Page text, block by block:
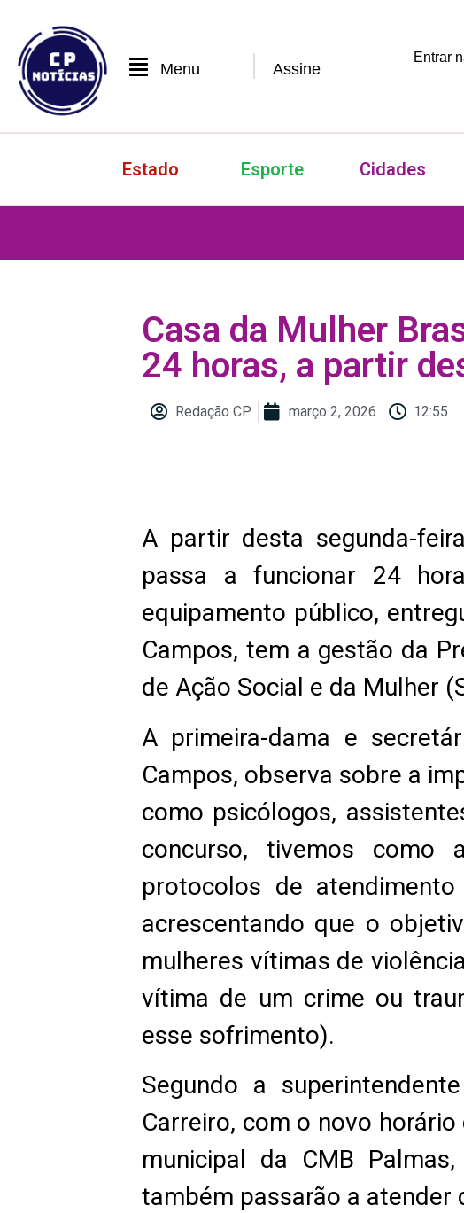
Menu Assine
Entrar
Estado Esporte Cidades
Casa da Mulher
24 horas, a partir
Redação CP março 2, 2026 12:55
A partir desta segunda-
passa a funcionar 24
equipamento público,
Campos, tem a gestão da
de Ação Social e da Mulher
A primeira-dama e
Campos, observa sobre a
como psicólogos,
concurso, tivemos como
protocolos de
acrescentando que o
mulheres vítimas de
vítima de um crime ou
esse sofrimento).
Segundo a
Carreiro, com o novo
municipal da CMB
também passarão a atender